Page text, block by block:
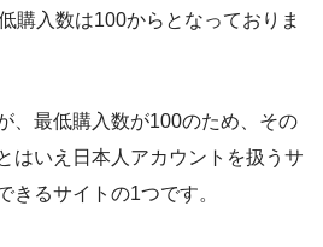
購入数は100からとなっておりま
、最低購入数が100のため、その
はいえ日本人アカウントを扱うサ
きるサイトの1つです。